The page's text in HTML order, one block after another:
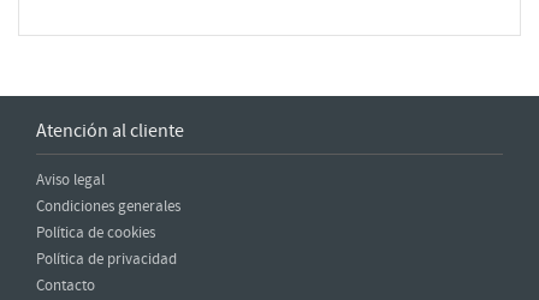
Atención al cliente
Aviso legal
Condiciones generales
Política de cookies
Política de privacidad
Contacto